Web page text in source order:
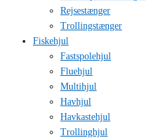
Rejsestænger
Trollingstænger
Fiskehjul
Fastspolehjul
Fluehjul
Multihjul
Havhjul
Havkastehjul
Trollinghjul